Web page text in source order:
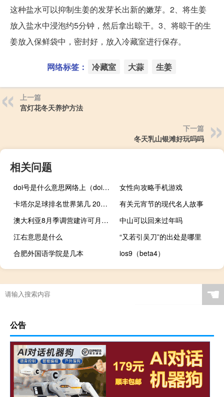
这种盐水可以抑制生姜的发芽长出新的嫩芽。2、将生姜
放入盐水中浸泡约5分钟，然后拿出晾干。3、将晾干的生
姜放入保鲜袋中，密封好，放入冷藏室进行保存。
网络标签： 冷藏室 大蒜 生姜
上一篇
宫灯花冬天养护方法
下一篇
冬天乳山银滩好玩吗吗
相关问题
doi号是什么意思网络上（doi号是什么）
女性向攻略手机游戏
卡塔尔足球排名世界第几 2022世界足球排名总榜
有关元宵节的现代名人故事
澳大利亚8月季调营建许可月率 7%预期3.3%前值-8.10%澳大利亚8月季调私营营建许可年率 -14.9%前值-16.9%
中山可以回来过年吗
江右意思是什么
“又若引吴刀”的出处是哪里
合肥外国语学院是几本
ios9（beta4）
☚
公告